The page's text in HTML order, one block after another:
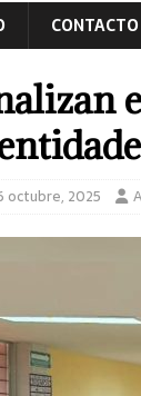
CONTACTO
octubre, 2025